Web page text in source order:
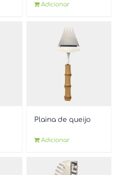
Adicionar
Plaina de queijo
Adicionar